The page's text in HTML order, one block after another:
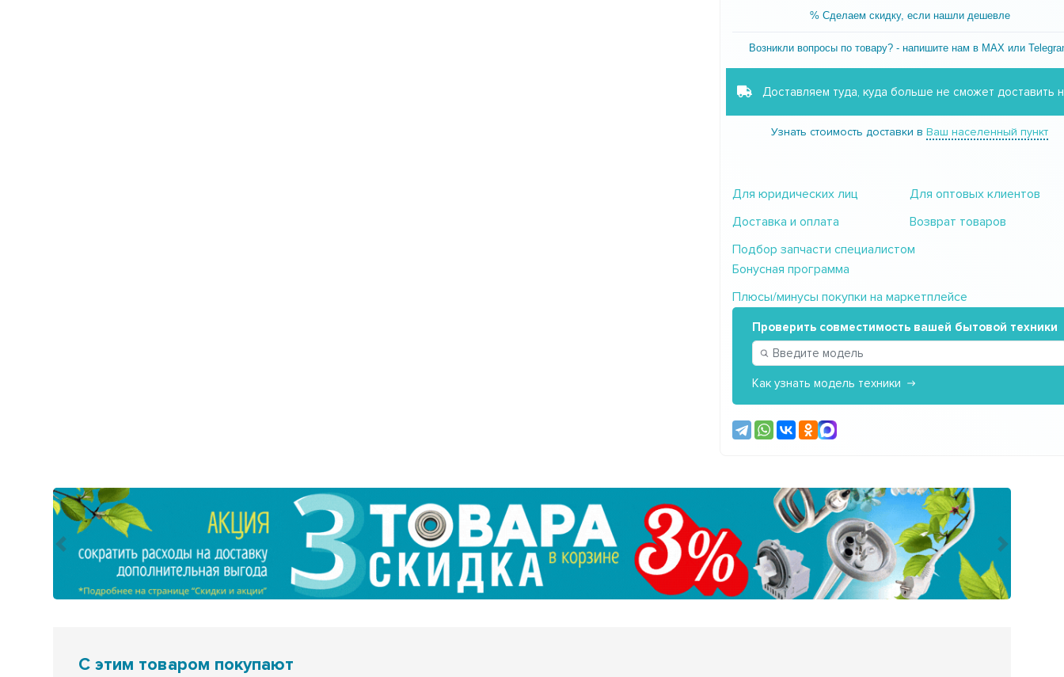
% Сделаем скидку, если нашли дешевле
Возникли вопросы по товару? - напишите нам в MAX или
Доставляем туда, куда больше не сможет доставить
Узнать стоимость доставки вВаш населенный пункт
Для юридических лиц
Для оптовых клиентов
Доставка и оплата
Возврат товаров
Подбор запчасти специалистом
Бонусная программа
Плюсы/минусы покупки на маркетплейсе
Проверить совместимость вашей бытовой техники
Как узнать модель техники
Предыдущий
С этим товаром покупают